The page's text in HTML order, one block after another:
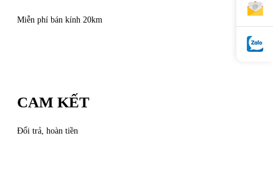
Miễn phí bán kính 20km
CAM KẾT
Đổi trả, hoàn tiền